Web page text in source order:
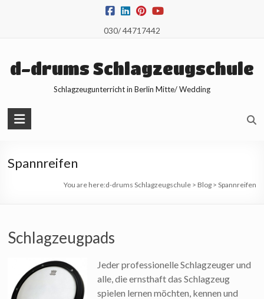
030/ 44717442
d-drums Schlagzeugschule
Schlagzeugunterricht in Berlin Mitte/ Wedding
Spannreifen
You are here:d-drums Schlagzeugschule> Blog> Spannreifen
Schlagzeugpads
Jeder professionelle Schlagzeuger und
alle, die ernsthaft das Schlagzeug
spielen lernen möchten, kennen und